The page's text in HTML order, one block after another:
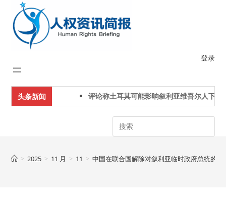
content
登录
头条新闻 评论称土耳其可能影响叙利亚维吾尔人下一代
Search
> 2025 > 11 月 > 11 > 中国在联合国解除对叙利亚临时政府总统的